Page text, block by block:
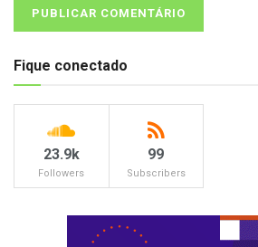
Fique conectado
23.9k
Followers
99
Subscribers